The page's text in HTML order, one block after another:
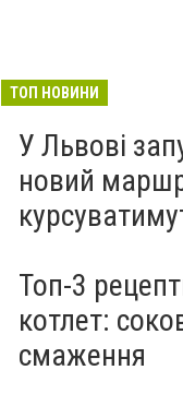
ТОП НОВИНИ
У Львові
новий
Топ-3
котлет:
смаження